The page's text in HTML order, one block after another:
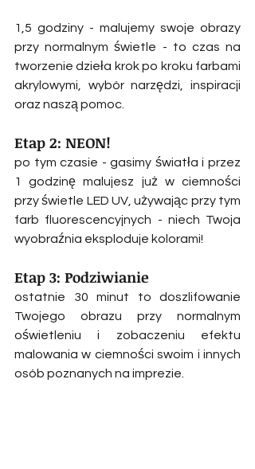
1,5 godziny - malujemy swoje obrazy
przy normalnym świetle - to czas na
tworzenie dzieła krok po kroku farbami
akrylowymi, wybór narzędzi, inspiracji
oraz naszą pomoc.
Etap 2: NEON!
po tym czasie - gasimy światła i przez
1 godzinę malujesz już w ciemności
przy świetle LED UV, używając przy tym
farb fluorescencyjnych - niech Twoja
wyobraźnia eksploduje kolorami!
Etap 3: Podziwianie
ostatnie 30 minut to doszlifowanie
Twojego obrazu przy normalnym
oświetleniu i zobaczeniu efektu
malowania w ciemności swoim i innych
osób poznanych na imprezie.